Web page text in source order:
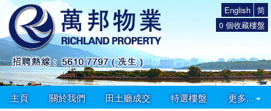
简
English
0 個收藏樓盤
主頁 關於我們 田土廳成交 特選樓盤 更多...